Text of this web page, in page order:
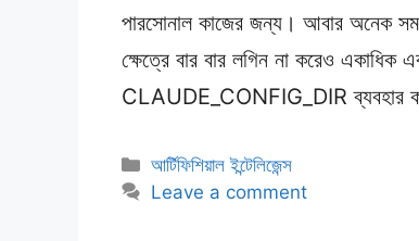
পারসোনাল কাজের জন্য। আবার অনেক সময়
ক্ষেত্রে বার বার লগিন না করেও একাধিক
CLAUDE_CONFIG_DIR ব্যবহার
Categories
আর্টিফিশিয়াল ইন্টেলিজেন্স
Leave a comment